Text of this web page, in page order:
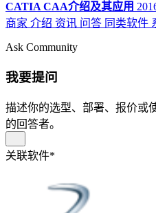
CATIA CAA介绍及其应用
商家 介绍 资讯 问答 同类软件
Ask Community
我要提问
描述你的选型、部署、报价或
的回答者。
关联软件*